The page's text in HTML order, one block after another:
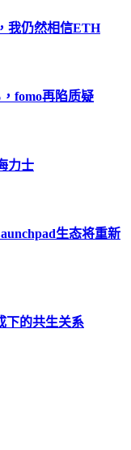
我仍然相信ETH
fomo再陷质疑
力士
生态将重新
下的共生关系